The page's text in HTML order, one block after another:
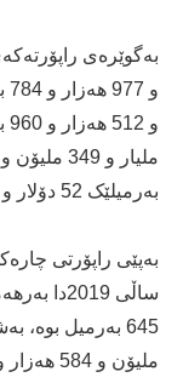
بەرمیلێک 52 دۆلار و 76 سەنت فرۆشراوە.
بەپێی راپۆرتی